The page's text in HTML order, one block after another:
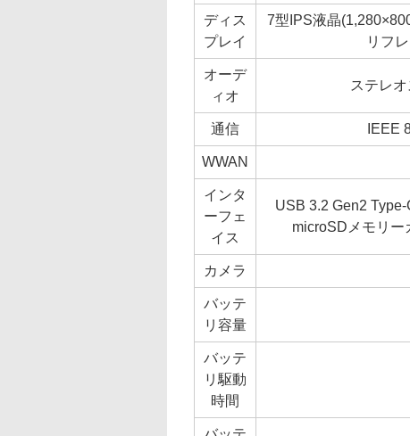
ディス
プレイ
7型IPS液晶
リフ
オーデ
ィオ
ステレ
通信 IEEE
WWAN
インタ
ーフェ
イス
USB 3.2 Gen2
microSDメモリー
カメラ
バッテ
リ容量
バッテ
リ駆動
時間